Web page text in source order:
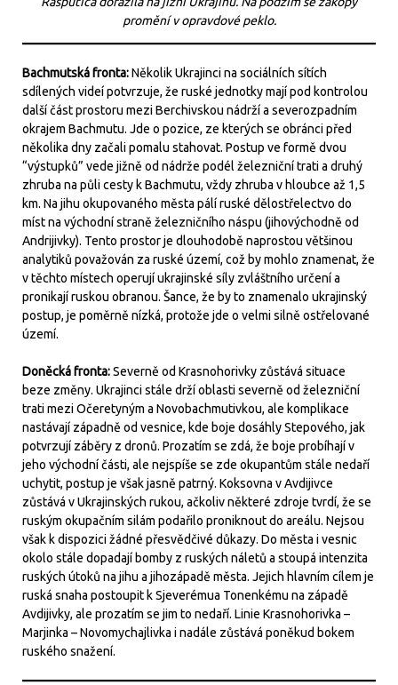
promění v opravdové peklo.
Bachmutská fronta:Několik Ukrajinci na sociálních sítích
sdílených videí potvrzuje, že ruské jednotky mají pod kontrolou
další část prostoru mezi Berchivskou nádrží a severozpadním
okrajem Bachmutu. Jde o pozice, ze kterých se obránci před
několika dny začali pomalu stahovat. Postup ve formě dvou
“výstupků” vede jižně od nádrže podél železniční trati a druhý
zhruba na půli cesty k Bachmutu, vždy zhruba v hloubce až 1,5
km. Na jihu okupovaného města pálí ruské dělostřelectvo do
míst na východní straně železničního náspu (jihovýchodně od
Andrijivky). Tento prostor je dlouhodobě naprostou většinou
analytiků považován za ruské území, což by mohlo znamenat, že
v těchto místech operují ukrajinské síly zvláštního určení a
pronikají ruskou obranou. Šance, že by to znamenalo ukrajinský
postup, je poměrně nízká, protože jde o velmi silně ostřelované
území.
Doněcká fronta:Severně od Krasnohorivky zůstává situace
beze změny. Ukrajinci stále drží oblasti severně od železniční
trati mezi Očeretyným a Novobachmutivkou, ale komplikace
nastávají západně od vesnice, kde boje dosáhly Stepového, jak
potvrzují záběry z dronů. Prozatím se zdá, že boje probíhají v
jeho východní části, ale nejspíše se zde okupantům stále nedaří
uchytit, postup je však jasně patrný. Koksovna v Avdijivce
zůstává v Ukrajinských rukou, ačkoliv některé zdroje tvrdí, že se
ruským okupačním silám podařilo proniknout do areálu. Nejsou
však k dispozici žádné přesvědčivé důkazy. Do města i vesnic
okolo stále dopadají bomby z ruských náletů a stoupá intenzita
ruských útoků na jihu a jihozápadě města. Jejich hlavním cílem je
ruská snaha postoupit k Sjeverémua Tonenkému na západě
Avdijivky, ale prozatím se jim to nedaří. Linie Krasnohorivka –
Marjinka – Novomychajlivka i nadále zůstává poněkud bokem
ruského snažení.